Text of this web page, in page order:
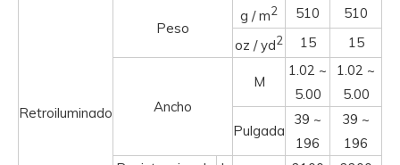
Retroiluminado
Peso
g / m2 510
510
oz / yd2 15 15
Ancho
M
1.02 ~
5.00
1.02 ~
5.00
Pulgada
39 ~
196
39 ~
196